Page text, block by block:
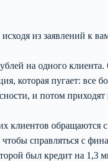
из заявлений к
на одного
которая пугает:
и потом приходят
клиентов обращаются
чтобы справляться с
был кредит на